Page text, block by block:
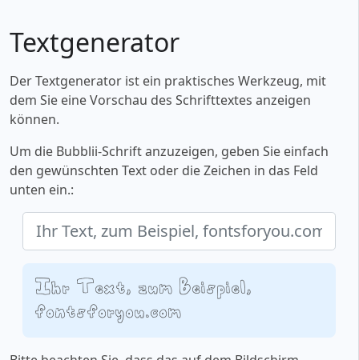
Textgenerator
Der Textgenerator ist ein praktisches Werkzeug, mit
dem Sie eine Vorschau des Schrifttextes anzeigen
können.
Um die Bubblii-Schrift anzuzeigen, geben Sie einfach
den gewünschten Text oder die Zeichen in das Feld
unten ein.:
Ihr Text, zum Beispiel,
fontsforyou.com